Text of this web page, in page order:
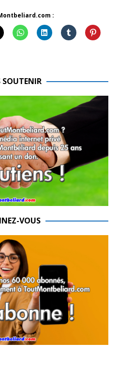
:
SOUTENIR
VOUS